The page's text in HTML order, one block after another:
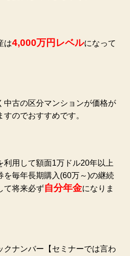
は4,000万円レベルになって
中古の区分マンションが価格が
のでおすすめです。
利用して額面1万ドル20年以上
を毎年長期購入(60万～)の継続
て将来必ず自分年金になりま
クナンバー【セミナーでは言わ